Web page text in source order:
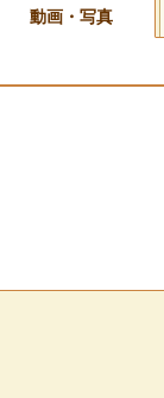
動画・写真